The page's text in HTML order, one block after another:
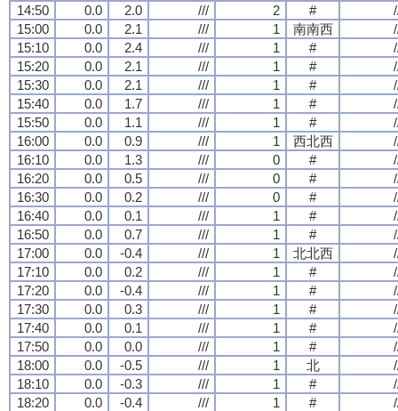
14:50 0.0 2.0 /// 2 #
15:00
0.0 2.1 /// 1 南南西
15:10
0.0 2.4 /// 1 #
15:20
0.0 2.1 /// 1 #
15:30
0.0 2.1 /// 1 #
15:40
0.0 1.7 /// 1 #
15:50
0.0 1.1 /// 1 #
16:00
0.0 0.9 /// 1 西北西
16:10
0.0 1.3 /// 0 #
16:20
0.0 0.5 /// 0 #
16:30
0.0 0.2 /// 0 #
16:40
0.0 0.1 /// 1 #
16:50
0.0 0.7 /// 1 #
17:00
0.0 -0.4 /// 1 北北西
17:10
0.0 0.2 /// 1 #
17:20
0.0 -0.4 /// 1 #
17:30
0.0 0.3 /// 1 #
17:40
0.0 0.1 /// 1 #
17:50
0.0 0.0 /// 1 #
18:00
0.0 -0.5 /// 1 北
18:10
0.0 -0.3 /// 1 #
18:20
0.0 -0.4 /// 1 #